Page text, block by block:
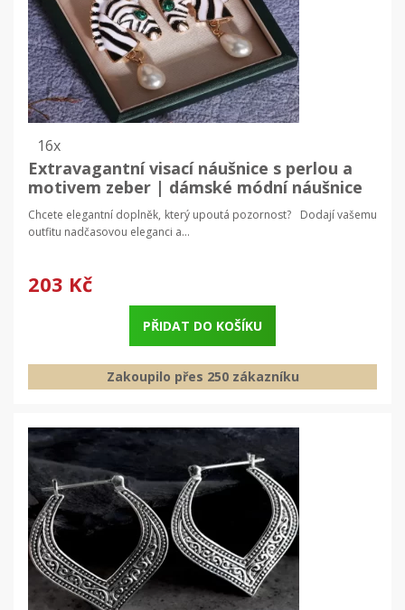
16x
Extravagantní visací náušnice s perlou a
motivem zeber | dámské módní náušnice
Chcete elegantní doplněk, který upoutá pozornost? Dodají vašemu
outfitu nadčasovou eleganci a...
203 Kč
PŘIDAT DO KOŠÍKU
Zakoupilo přes 250 zákazníku